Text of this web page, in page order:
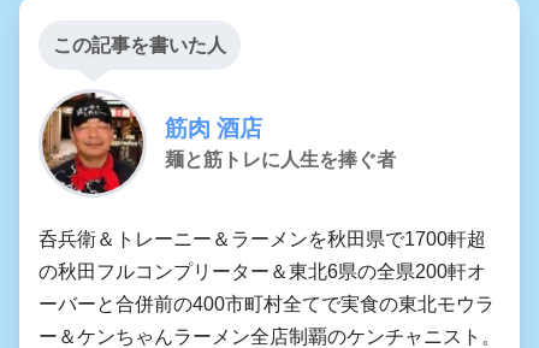
この記事を書いた人
筋肉 酒店
麺と筋トレに人生を捧ぐ者
呑兵衛＆トレーニー＆ラーメンを秋田県で1700軒超
の秋田フルコンプリーター＆東北6県の全県200軒オ
ーバーと合併前の400市町村全てで実食の東北モウラ
ー＆ケンちゃんラーメン全店制覇のケンチャニスト。